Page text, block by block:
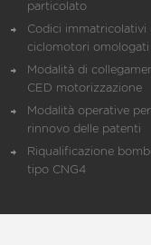
particolato
Codici immatricolativi
ciclomotori omologati
Modalità di
CED motorizzazione
Modalità operative per
rinnovo delle patenti
Riqualificazione
tipo CNG4